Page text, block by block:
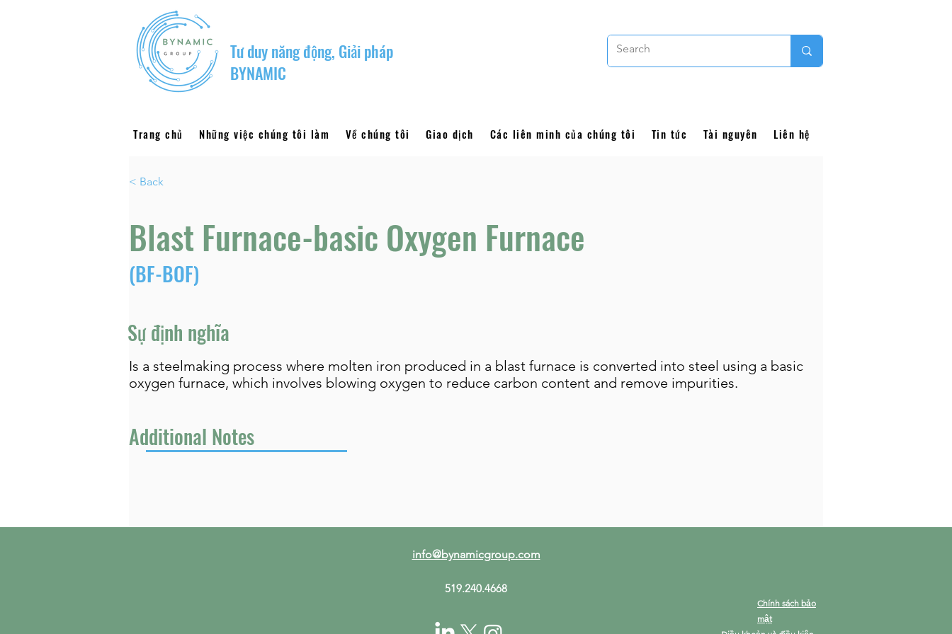
Tư duy năng động, Giải pháp
BYNAMIC
Trang chủ Những việc chúng tôi làm Về chúng tôi Giao dịch Các liên minh của chúng tôi Tin tức Tài nguyên Liên hệ
< Back
Blast Furnace-basic Oxygen Furnace
(BF-BOF)
Sự định nghĩa
Is a steelmaking process where molten iron produced in a blast furnace is converted into steel using a basic
oxygen furnace, which involves blowing oxygen to reduce carbon content and remove impurities.
Additional Notes
info@bynamicgroup.com
519.240.4668
Chính sách bảo
mật